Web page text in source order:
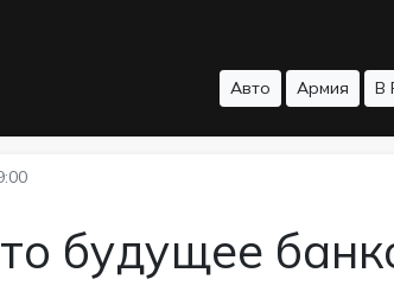
Авто Армия В
будущее